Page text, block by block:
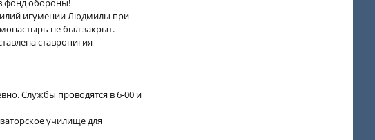
фонд обороны!
игумении Людмилы при
не был закрыт.
ставропигия -
Службы проводятся в 6-00 и
училище для